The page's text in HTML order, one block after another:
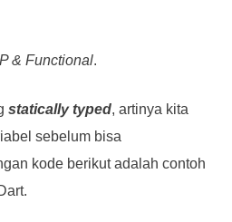
& Functional.
statically typed, artinya kita
sebelum bisa
kode berikut adalah contoh